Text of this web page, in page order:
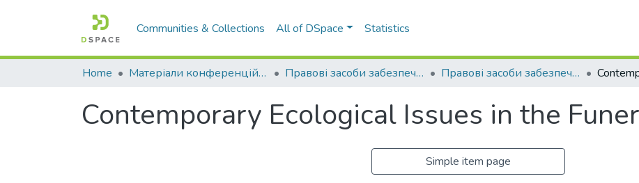
Communities & Collections All of DSpace Statistics
Home Матеріали конференцій та семінарів Правові засоби забезпечення та захисту прав людини : вітчизняний та зарубіжний досвід Правові засоби забезпечення та захисту прав людини: вітчизняний та зарубіжний досвід (2024 р.)
Contemporary Ecological Issues in the
Simple item page